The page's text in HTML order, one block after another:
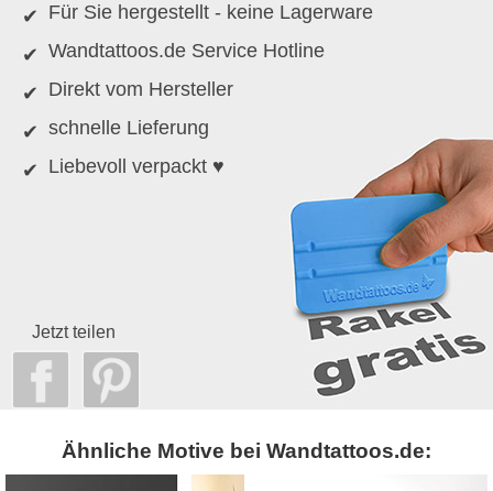
Für Sie hergestellt - keine Lagerware
Wandtattoos.de Service Hotline
Direkt vom Hersteller
schnelle Lieferung
Liebevoll verpackt ♥
Jetzt teilen
Ähnliche Motive bei Wandtattoos.de: